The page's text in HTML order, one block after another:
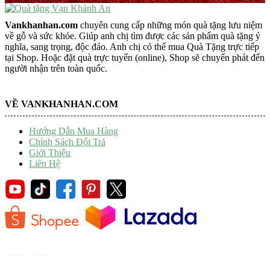
Vankhanhan.com chuyên cung cấp những món quà tặng lưu niệm
về gỗ và sức khỏe. Giúp anh chị tìm được các sản phẩm quà tặng ý
nghĩa, sang trọng, độc đáo. Anh chị có thể mua Quà Tặng trực tiếp
tại Shop. Hoặc đặt quà trực tuyến (online), Shop sẽ chuyển phát đến
người nhận trên toàn quốc.
VỀ VANKHANHAN.COM
Hướng Dẫn Mua Hàng
Chính Sách Đổi Trả
Giới Thiệu
Liên Hệ